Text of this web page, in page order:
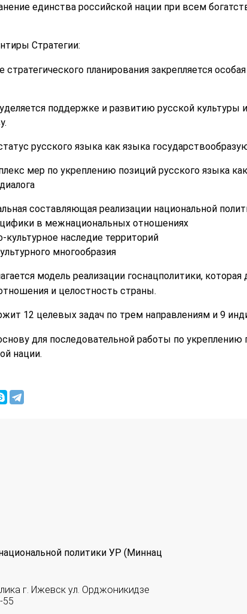
единства российской нации при всем
Стратегии:
планирования закрепляется
поддержке и развитию русской
русского языка как языка
мер по укреплению позиций русского языка
составляющая реализации национальной
в межнациональных отношениях
культурное наследие территорий
многообразия
модель реализации госнацполитики,
и целостность страны.
12 целевых задач по трем направлениям и 9
для последовательной работы по
нации.
политики УР (Миннац
г. Ижевск ул. Орджоникидзе
55